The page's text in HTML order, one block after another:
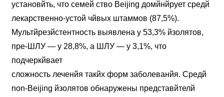
установйть, что семей ство Beijing домйнйрует средй
лекарственно-устой чйвых штаммов (87,5%).
Мультйрезйстентность выявлена у 53,3% йзолятов,
пре-ШЛУ — у 28,8%, а ШЛУ — у 3,1%, что
подчеркйвает
сложность леченйя такйх форм заболеванйя. Средй
non-Beijing йзолятов обнаружены представйтелй